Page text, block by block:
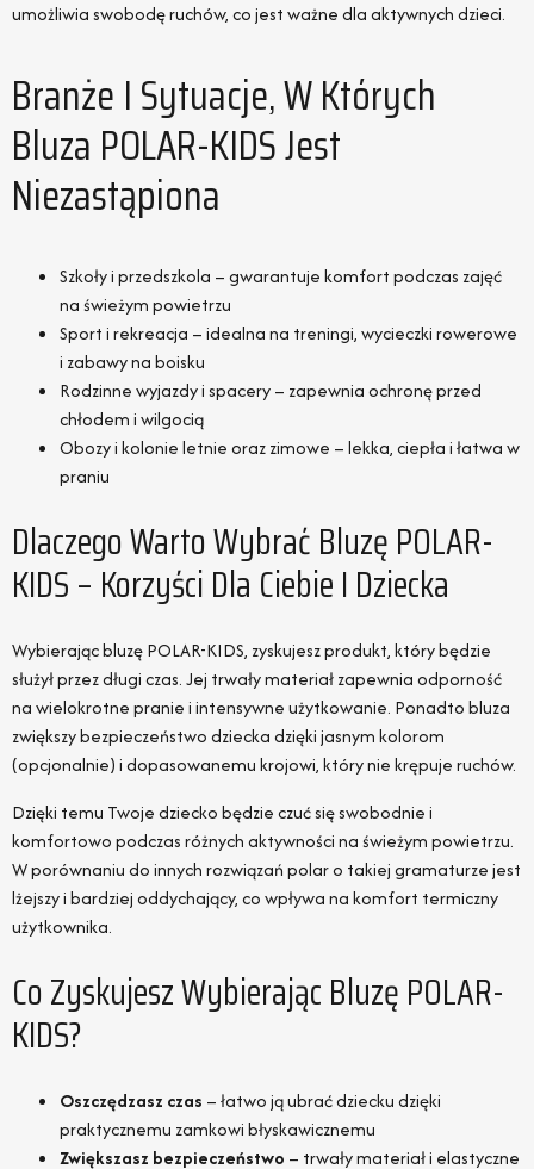
umożliwia swobodę ruchów, co jest ważne dla aktywnych dzieci.
Branże I Sytuacje, W Których
Bluza POLAR-KIDS Jest
Niezastąpiona
Szkoły i przedszkola – gwarantuje komfort podczas zajęć
na świeżym powietrzu
Sport i rekreacja – idealna na treningi, wycieczki rowerowe
i zabawy na boisku
Rodzinne wyjazdy i spacery – zapewnia ochronę przed
chłodem i wilgocią
Obozy i kolonie letnie oraz zimowe – lekka, ciepła i łatwa w
praniu
Dlaczego Warto Wybrać Bluzę POLAR-
KIDS – Korzyści Dla Ciebie I Dziecka
Wybierając bluzę POLAR-KIDS, zyskujesz produkt, który będzie
służył przez długi czas. Jej trwały materiał zapewnia odporność
na wielokrotne pranie i intensywne użytkowanie. Ponadto bluza
zwiększy bezpieczeństwo dziecka dzięki jasnym kolorom
(opcjonalnie) i dopasowanemu krojowi, który nie krępuje ruchów.
Dzięki temu Twoje dziecko będzie czuć się swobodnie i
komfortowo podczas różnych aktywności na świeżym powietrzu.
W porównaniu do innych rozwiązań polar o takiej gramaturze jest
lżejszy i bardziej oddychający, co wpływa na komfort termiczny
użytkownika.
Co Zyskujesz Wybierając Bluzę POLAR-
KIDS?
Oszczędzasz czas – łatwo ją ubrać dziecku dzięki
praktycznemu zamkowi błyskawicznemu
Zwiększasz bezpieczeństwo – trwały materiał i elastyczne